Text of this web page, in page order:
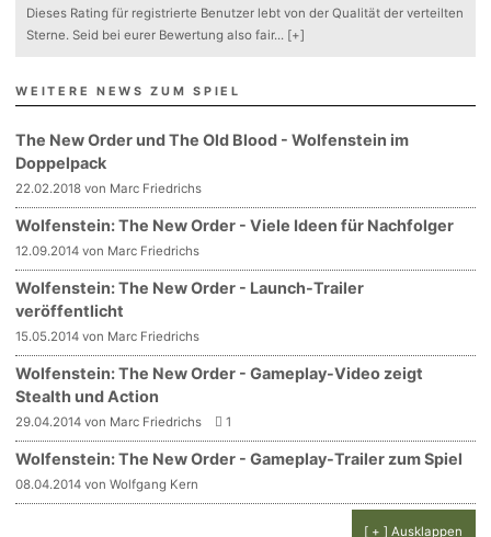
Dieses Rating für registrierte Benutzer lebt von der Qualität der verteilten
Sterne. Seid bei eurer Bewertung also fair... [+]
WEITERE NEWS ZUM SPIEL
The New Order und The Old Blood - Wolfenstein im
Doppelpack
22.02.2018 von Marc Friedrichs
Wolfenstein: The New Order - Viele Ideen für Nachfolger
12.09.2014 von Marc Friedrichs
Wolfenstein: The New Order - Launch-Trailer
veröffentlicht
15.05.2014 von Marc Friedrichs
Wolfenstein: The New Order - Gameplay-Video zeigt
Stealth und Action
29.04.2014 von Marc Friedrichs 1
Wolfenstein: The New Order - Gameplay-Trailer zum Spiel
08.04.2014 von Wolfgang Kern
[ + ] Ausklappen